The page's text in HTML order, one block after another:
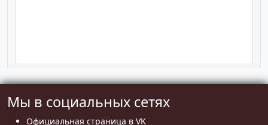
Мы в социальных сетях
Официальная страница в VK